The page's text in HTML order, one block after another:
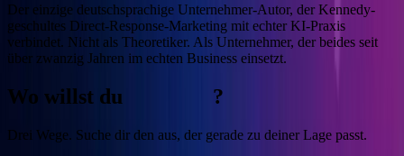
Der einzige deutschsprachige Unternehmer-Autor, der Kennedy-
geschultes Direct-Response-Marketing mit echter KI-Praxis
verbindet. Nicht als Theoretiker. Als Unternehmer, der beides seit
über zwanzig Jahren im echten Business einsetzt.
Wo willst du ?
Drei Wege. Suche dir den aus, der gerade zu deiner Lage passt.